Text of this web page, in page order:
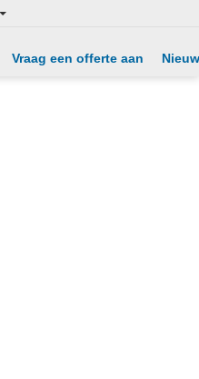
Vraag een offerte aan